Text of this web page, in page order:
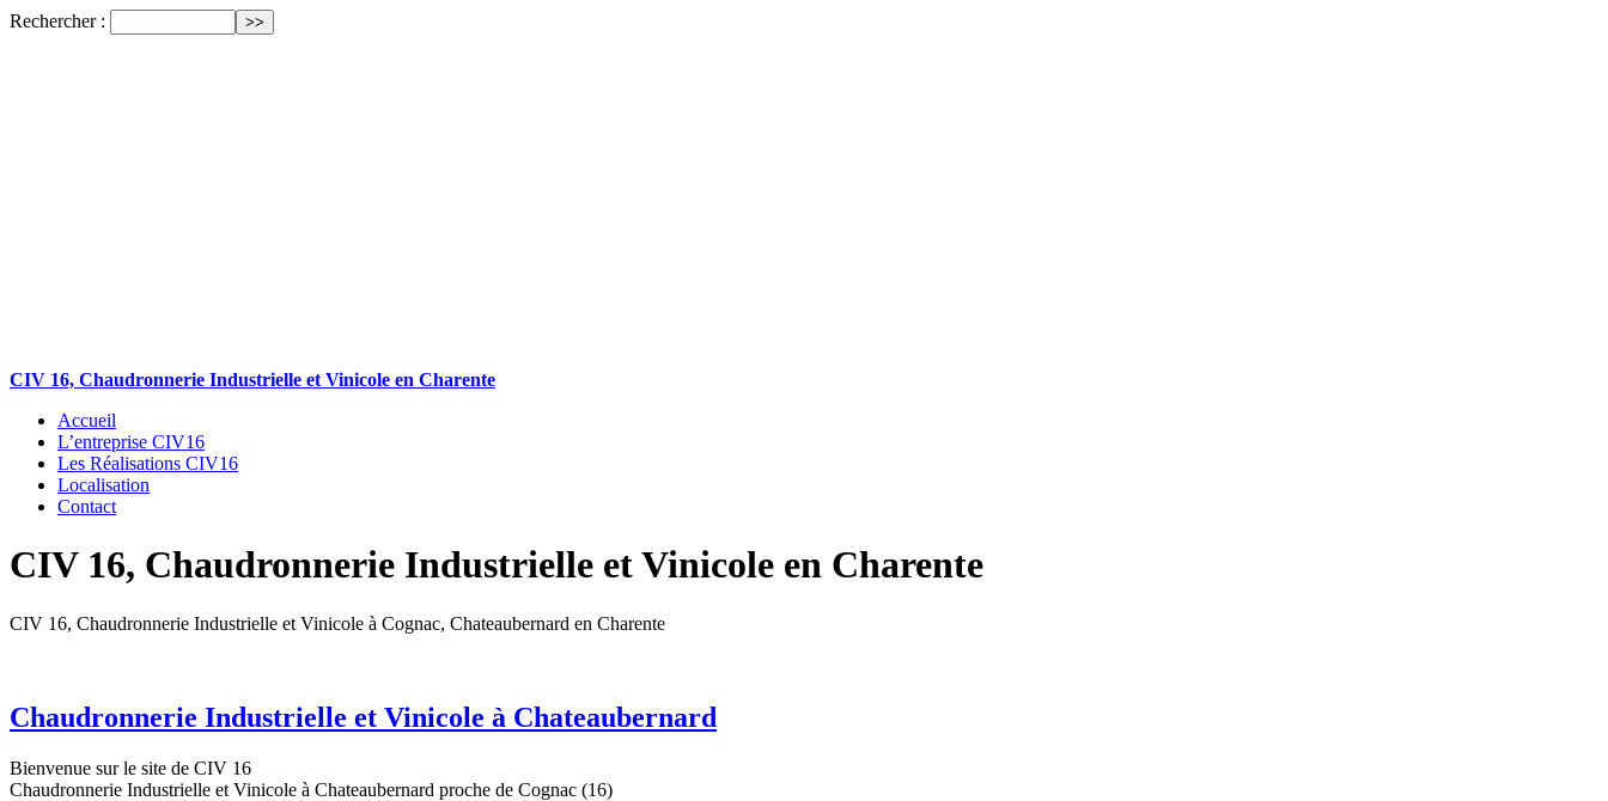
Rechercher :
CIV 16, Chaudronnerie Industrielle et Vinicole en Charente
Accueil
L’entreprise CIV16
Les Réalisations CIV16
Localisation
Contact
CIV 16, Chaudronnerie Industrielle et Vinicole en Charente
CIV 16, Chaudronnerie Industrielle et Vinicole à Cognac, Chateaubernard en Charente
Chaudronnerie Industrielle et Vinicole à Chateaubernard
Bienvenue sur le site de CIV 16
Chaudronnerie Industrielle et Vinicole à Chateaubernard proche de Cognac (16)